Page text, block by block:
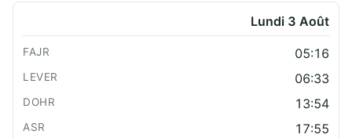
Lundi 3 Août
05:16
06:33
13:54
17:55